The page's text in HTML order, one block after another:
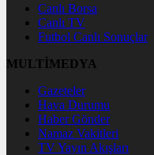
Canlı Borsa
Canlı TV
Futbol Canlı Sonuçlar
MULTİMEDYA
Gazeteler
Hava Durumu
Haber Gönder
Namaz Vakitleri
TV Yayın Akışları